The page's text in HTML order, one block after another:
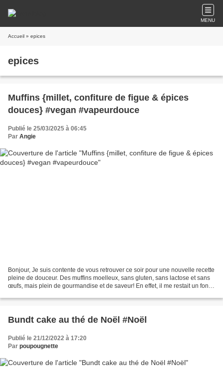
MENU
Accueil » epices
epices
Muffins {millet, confiture de figue & épices
douces} #vegan #vapeurdouce
Publié le 25/03/2025 à 06:45
Par Angie
Bonjour, Je suis contente de vous retrouver ce soir pour une nouvelle recette
pleine de douceur. Des muffins moelleux, sans gluten, sans lactose et sans
œufs, mais plein de gourmandise et de saveur! En effet, il me restait un fond
Bundt cake au thé de Noël #Noël
Publié le 21/12/2022 à 17:20
Par poupougnette